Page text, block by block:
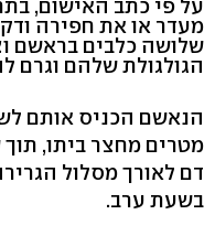
על פי כתב האישום,
מעדר או את חפירה
שלושה כלבים בראשם
הגולגולת שלהם וגרם
הנאשם הכניס אותם
מטרים מחצר ביתו,
דם לאורך מסלול
בשעת ערב.